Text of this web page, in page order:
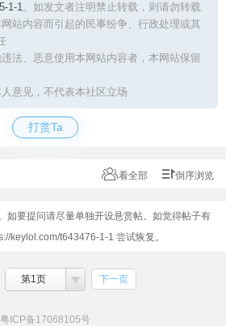
1-1。如发文者注明禁止转载，则请勿转载
站内容而引起的民事纷争、行政处理或其
法、恶意使用本网站内容者，本网站保留
意见，不代表本社区立场
打赏Ta
看全部 倒序浏览
如要提问请尽量单独开设悬赏帖。如觉得帖子有
keylol.com/t643476-1-1 尝试恢复。
第1页 下一页
粤ICP备17068105号